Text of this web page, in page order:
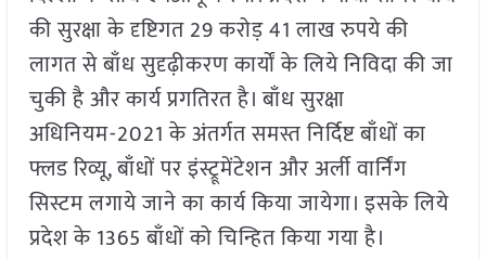
की सुरक्षा के दृष्टिगत 29 करोड़ 41 लाख रुपये की
लागत से बाँध सुदृढ़ीकरण कार्यों के लिये निविदा की जा
चुकी है और कार्य प्रगतिरत है। बाँध सुरक्षा
अधिनियम-2021 के अंतर्गत समस्त निर्दिष्ट बाँधों का
फ्लड रिव्यू, बाँधों पर इंस्ट्रूमेंटेशन और अर्ली वार्निंग
सिस्टम लगाये जाने का कार्य किया जायेगा। इसके लिये
प्रदेश के 1365 बाँधों को चिन्हित किया गया है।